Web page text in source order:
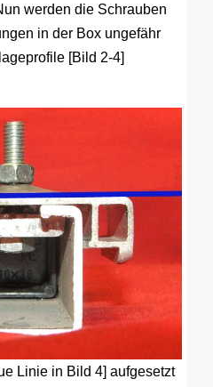
werden die Schrauben
in der Box ungefähr
[Bild 2-4]
Linie in Bild 4] aufgesetzt